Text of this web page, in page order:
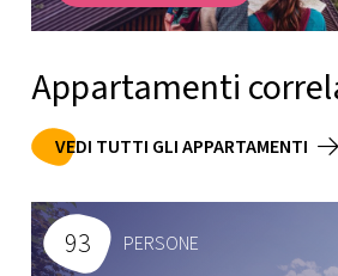
93 PERSONE
Appartamenti
VEDI TUTTI GLI APPARTAMENTI